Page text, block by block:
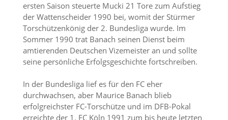
ersten Saison steuerte Mucki 21 Tore zum Aufstieg
der Wattenscheider 1990 bei, womit der Stürmer
Torschützenkönig der 2. Bundesliga wurde. Im
Sommer 1990 trat Banach seinen Dienst beim
amtierenden Deutschen Vizemeister an und sollte
seine persönliche Erfolgsgeschichte fortschreiben.
In der Bundesliga lief es für den FC eher
durchwachsen, aber Maurice Banach blieb
erfolgreichster FC-Torschütze und im DFB-Pokal
erreichte der 1. FC Köln 1991 zum bis heute letzten